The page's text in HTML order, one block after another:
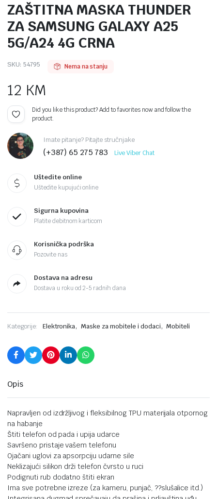
ZAŠTITNA MASKA THUNDER
ZA SAMSUNG GALAXY A25
5G/A24 4G CRNA
SKU: 54795 Nema na stanju
12 KM
Did you like this product? Add to favorites now and follow the
product.
Imate pitanje? Pitajte stručnjake
(+387) 65 275 783 Live Viber Chat
Uštedite online
Uštedite kupujući online
Sigurna kupovina
Platite debitnom karticom
Korisnička podrška
Pozovite nas
Dostava na adresu
Dostava u roku od 2-5 radnih dana
Kategorije: Elektronika, Maske za mobitele i dodaci, Mobiteli
Opis
Napravljen od izdržljivog i fleksibilnog TPU materijala otpornog
na habanje
Štiti telefon od pada i upija udarce
Savršeno pristaje vašem telefonu
Ojačani uglovi za apsorpciju udarne sile
Neklizajući silikon drži telefon čvrsto u ruci
Podignuti rub dodatno štiti ekran
Ima sve potrebne izreze (za kameru, punjač, ??slušalice itd.)